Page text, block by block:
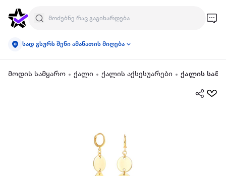
სად გსურს შენი ამანათის მიღება
მოდის სამყარო ქალი ქალის აქსესუარები ქალის